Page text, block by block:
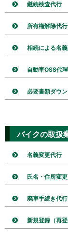
継続検査代行
所有権解除代行
相続による名
自動車OSS代
必要書類ダウ
バイクの取扱
名義変更代行
氏名・住所変
廃車手続き代行
新規登録（再